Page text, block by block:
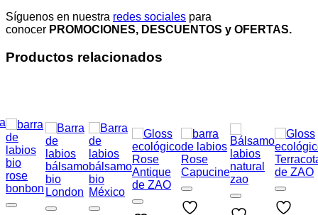
Síguenos en nuestra redes sociales para
conocer PROMOCIONES, DESCUENTOS y OFERTAS.
Productos relacionados